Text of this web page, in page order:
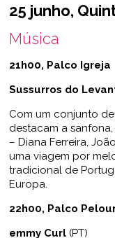
25 junho,
Música
21h00, Palco Igreja
Sussurros do
Com um conjunto
destacam a
– Diana Ferreira,
uma viagem por
tradicional de
Europa.
22h00, Palco
emmy Curl (PT)